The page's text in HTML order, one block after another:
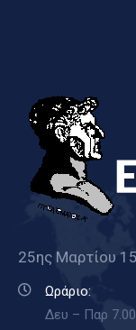
25ης Μαρτίου
Ωράριο:
Δευ – Παρ